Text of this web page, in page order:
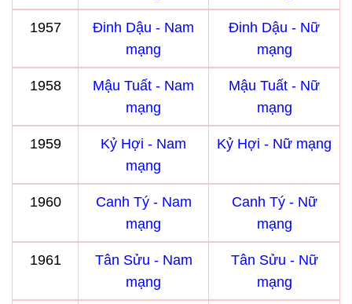
1957
Đinh Dậu - Nam
mạng
Đinh Dậu - Nữ
mạng
1958
Mậu Tuất - Nam
mạng
Mậu Tuất - Nữ
mạng
1959
Kỷ Hợi - Nam
mạng
Kỷ Hợi - Nữ mạng
1960
Canh Tý - Nam
mạng
Canh Tý - Nữ
mạng
1961
Tân Sửu - Nam
mạng
Tân Sửu - Nữ
mạng